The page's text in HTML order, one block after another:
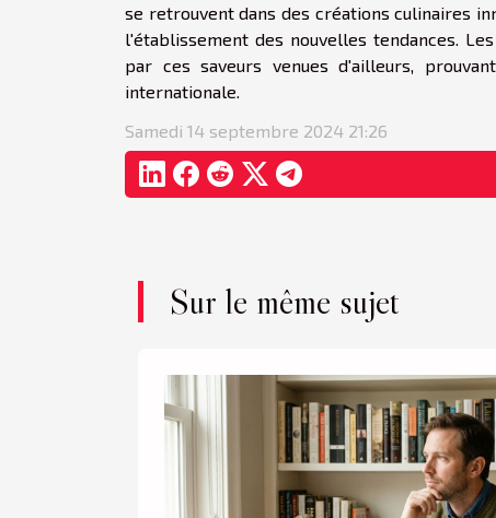
se retrouvent dans des créations culinaires
l'établissement des nouvelles tendances.
par ces saveurs venues d'ailleurs,
internationale.
Samedi 14 septembre 2024 21:26
Sur le même sujet